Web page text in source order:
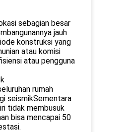
sebagian besar
jauh
konstruksi yang
atau komisi
atau pengguna
rumah
seismikSementara
tidak membusuk
bisa mencapai 50